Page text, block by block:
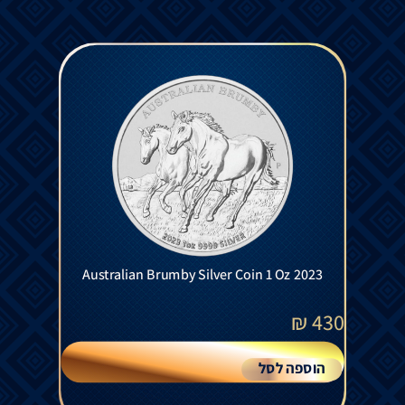
Australian Brumby Silver Coin 1 Oz 2023
430
₪
הוספה לסל